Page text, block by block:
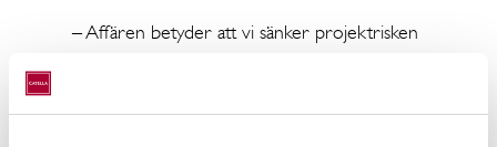
– Affären betyder att vi sänker projektrisken
förvaltningsfastigheter i fina lägen i